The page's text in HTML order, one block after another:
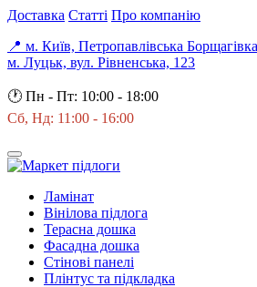
Доставка Статті Про компанію
📍 м. Київ, Петропавлівська
м. Луцьк, вул. Рівненська, 123
🕐 Пн - Пт: 10:00 - 18:00
Сб, Нд: 11:00 - 16:00
Ламінат
Вінілова підлога
Терасна дошка
Фасадна дошка
Стінові панелі
Плінтус та підкладка